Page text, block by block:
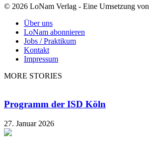
© 2026 LoNam Verlag - Eine Umsetzung von
Über uns
LoNam abonnieren
Jobs / Praktikum
Kontakt
Impressum
MORE STORIES
Programm der ISD Köln
27. Januar 2026